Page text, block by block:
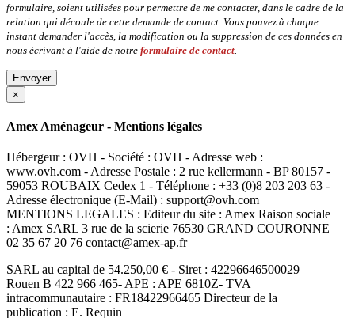
formulaire, soient utilisées pour permettre de me contacter, dans le cadre de la
relation qui découle de cette demande de contact. Vous pouvez à chaque
instant demander l'accès, la modification ou la suppression de ces données en
nous écrivant à l'aide de notre formulaire de contact
Envoyer
×
Amex Aménageur - Mentions légales
Hébergeur : OVH - Société : OVH - Adresse web :
www.ovh.com - Adresse Postale : 2 rue kellermann - BP 80157 -
59053 ROUBAIX Cedex 1 - Téléphone : +33 (0)8 203 203 63 -
Adresse électronique (E-Mail) : support@ovh.com
MENTIONS LEGALES : Editeur du site : Amex Raison sociale
: Amex SARL 3 rue de la scierie 76530 GRAND COURONNE
02 35 67 20 76 contact@amex-ap.fr
SARL au capital de 54.250,00 € - Siret : 42296646500029
Rouen B 422 966 465- APE : APE 6810Z- TVA
intracommunautaire : FR18422966465 Directeur de la
publication : E. Requin